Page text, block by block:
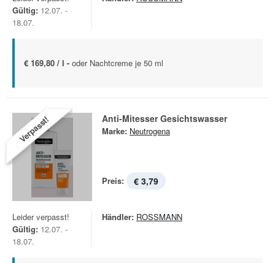
Gültig: 12.07. -
18.07.
€ 169,80 / l - oder Nachtcreme je 50 ml
Verpasst! Anti-Mitesser Gesichtswasser
Marke: Neutrogena
Preis: € 3,79
Leider verpasst!
Gültig: 12.07. -
18.07.
Händler: ROSSMANN